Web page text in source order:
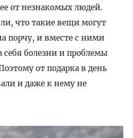
от незнакомых людей.
что такие вещи могут
порчу, и вместе с ними
болезни и проблемы
от подарка в день
и даже к нему не